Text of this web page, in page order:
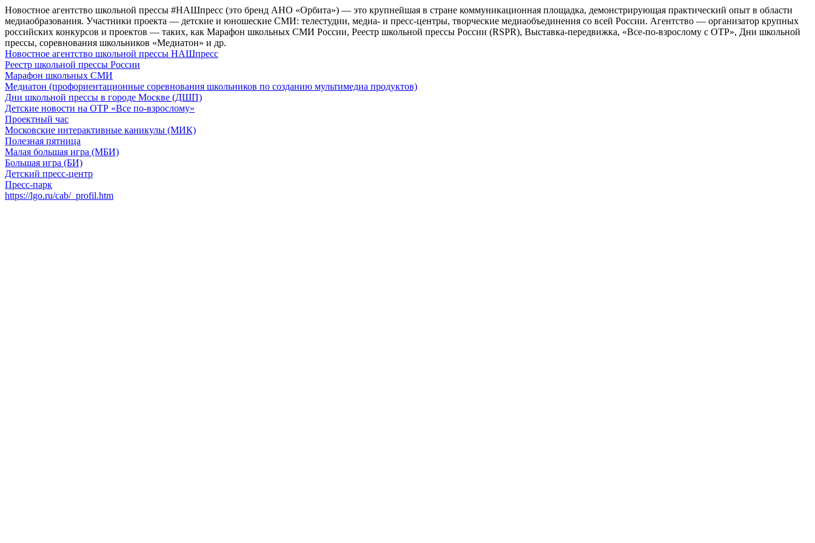
Новостное агентство школьной прессы #НАШпресс (это бренд АНО «Орбита») — это крупнейшая в стране коммуникационная площадка, демонстрирующая практический опыт в области
медиаобразования. Участники проекта — детские и юношеские СМИ: телестудии, медиа- и пресс-центры, творческие медиаобъединения со всей России. Агентство — организатор крупных
российских конкурсов и проектов — таких, как Марафон школьных СМИ России, Реестр школьной прессы России (RSPR), Выставка-передвижка, «Все-по-взрослому с ОТР», Дни школьной
прессы, соревнования школьников «Медиатон» и др.
Новостное агентство школьной прессы НАШпресс
Реестр школьной прессы России
Марафон школьных СМИ
Медиатон (профориентационные соревнования школьников по созданию мультимедиа продуктов)
Дни школьной прессы в городе Москве (ДШП)
Детские новости на ОТР «Все по-взрослому»
Проектный час
Московские интерактивные каникулы (МИК)
Полезная пятница
Малая большая игра (МБИ)
Большая игра (БИ)
Детский пресс-центр
Пресс-парк
https://lgo.ru/cab/_profil.htm